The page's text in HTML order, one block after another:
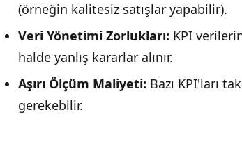
(örneğin kalitesiz satışlar yapabilir).
Veri Yönetimi Zorlukları: KPI
halde yanlış kararlar alınır.
Aşırı Ölçüm Maliyeti: Bazı KPI'ları
gerekebilir.